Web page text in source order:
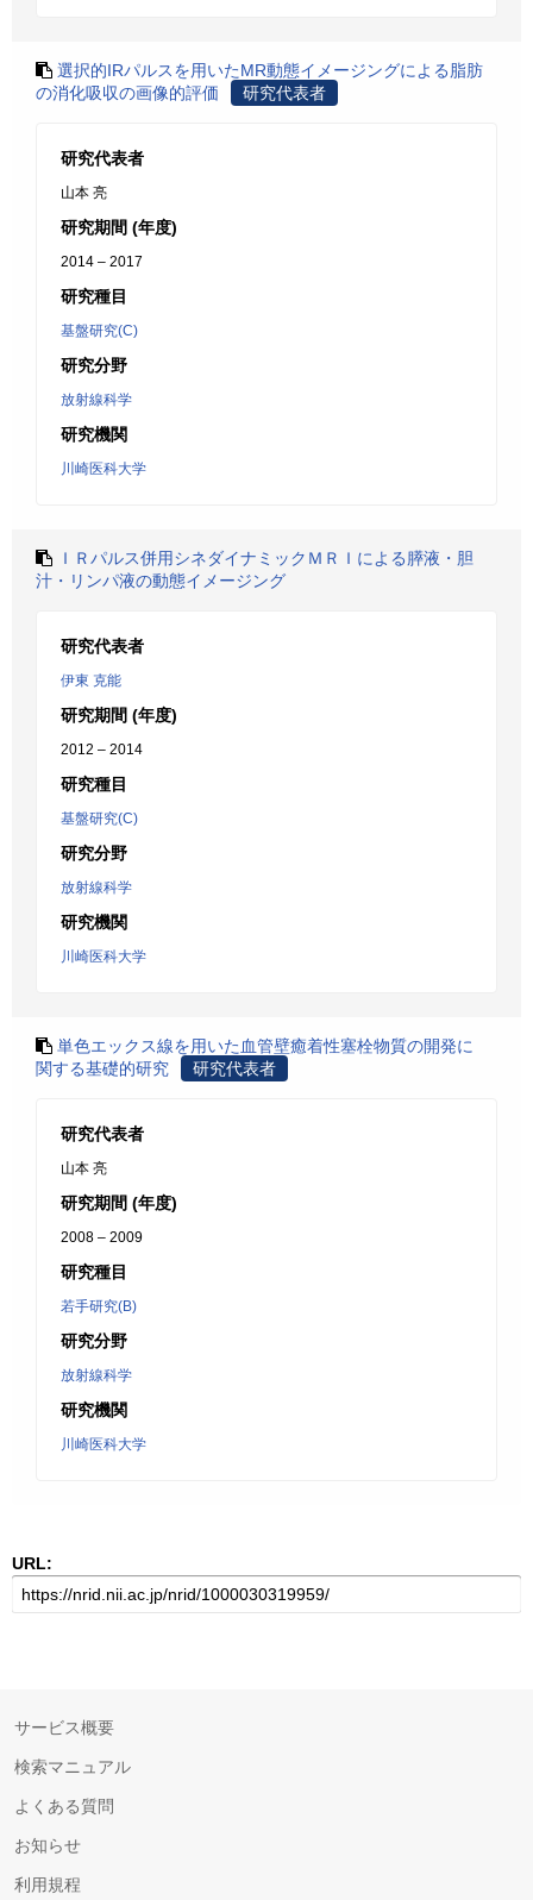
選択的IRパルスを用いたMR動態イメージングによる脂肪
の消化吸収の画像的評価
研究代表者
研究代表者
山本 亮
研究期間 (年度)
2014 – 2017
研究種目
基盤研究(C)
研究分野
放射線科学
研究機関
川崎医科大学
ＩＲパルス併用シネダイナミックＭＲＩによる膵液・胆
汁・リンパ液の動態イメージング
研究代表者
伊東 克能
研究期間 (年度)
2012 – 2014
研究種目
基盤研究(C)
研究分野
放射線科学
研究機関
川崎医科大学
単色エックス線を用いた血管壁癒着性塞栓物質の開発に
関する基礎的研究
研究代表者
研究代表者
山本 亮
研究期間 (年度)
2008 – 2009
研究種目
若手研究(B)
研究分野
放射線科学
研究機関
川崎医科大学
URL:
サービス概要
検索マニュアル
よくある質問
お知らせ
利用規程